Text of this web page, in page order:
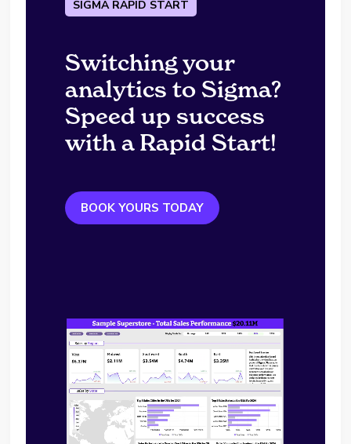
SIGMA RAPID START
Switching your
analytics to Sigma?
Speed up success
with a Rapid Start!
BOOK YOURS TODAY